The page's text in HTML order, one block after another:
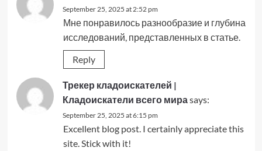
September 25, 2025 at 2:52 pm
Мне понравилось разнообразие и глубина
исследований, представленных в статье.
Reply
Трекер кладоискателей |
Кладоискатели всего мираsays:
September 25, 2025 at 6:15 pm
Excellent blog post. I certainly appreciate this
site. Stick with it!